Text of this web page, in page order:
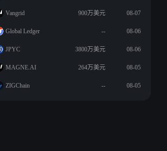
Vangrid 900万美元 08-07
Global Ledger -- 08-06
JPYC 3800万美元 08-06
MAGNE.AI 264万美元 08-05
ZIGChain -- 08-05